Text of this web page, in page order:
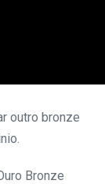
outro bronze
Bronze